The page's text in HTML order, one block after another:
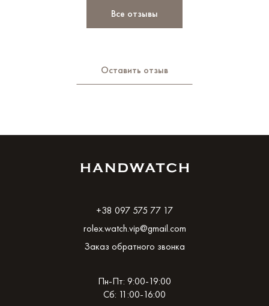
Все отзывы
Оставить отзыв
+38 097 575 77 17
rolex.watch.vip@gmail.com
Заказ обратного звонка
Пн-Пт: 9:00-19:00
Сб: 11:00-16:00